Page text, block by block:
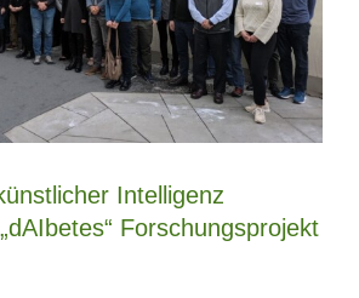
Intelligenz
Forschungsprojekt